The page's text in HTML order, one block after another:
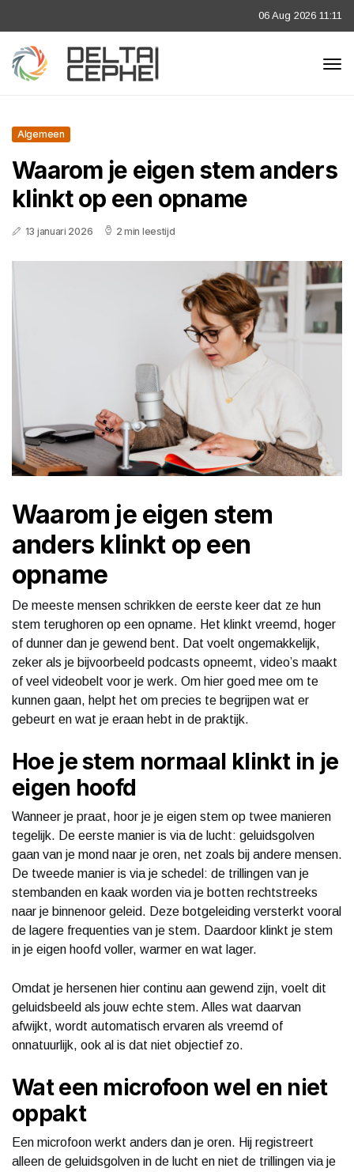
06 Aug 2026 11:11
Algemeen
Waarom je eigen stem anders
klinkt op een opname
13 januari 2026 2 min leestijd
Waarom je eigen stem
anders klinkt op een
opname
De meeste mensen schrikken de eerste keer dat ze hun
stem terughoren op een opname. Het klinkt vreemd, hoger
of dunner dan je gewend bent. Dat voelt ongemakkelijk,
zeker als je bijvoorbeeld podcasts opneemt, video’s maakt
of veel videobelt voor je werk. Om hier goed mee om te
kunnen gaan, helpt het om precies te begrijpen wat er
gebeurt en wat je eraan hebt in de praktijk.
Hoe je stem normaal klinkt in je
eigen hoofd
Wanneer je praat, hoor je je eigen stem op twee manieren
tegelijk. De eerste manier is via de lucht: geluidsgolven
gaan van je mond naar je oren, net zoals bij andere mensen.
De tweede manier is via je schedel: de trillingen van je
stembanden en kaak worden via je botten rechtstreeks
naar je binnenoor geleid. Deze botgeleiding versterkt vooral
de lagere frequenties van je stem. Daardoor klinkt je stem
in je eigen hoofd voller, warmer en wat lager.
Omdat je hersenen hier continu aan gewend zijn, voelt dit
geluidsbeeld als jouw echte stem. Alles wat daarvan
afwijkt, wordt automatisch ervaren als vreemd of
onnatuurlijk, ook al is dat niet objectief zo.
Wat een microfoon wel en niet
oppakt
Een microfoon werkt anders dan je oren. Hij registreert
alleen de geluidsgolven in de lucht en niet de trillingen via je